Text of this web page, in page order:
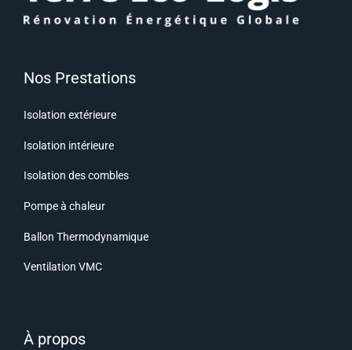
Nos Prestations
Isolation extérieure
Isolation intérieure
Isolation des combles
Pompe à chaleur
Ballon Thermodynamique
Ventilation VMC
À propos